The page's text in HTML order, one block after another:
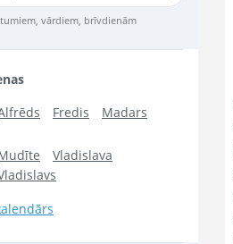
vārdiem, brīvdienām
Fredis Madars
Vladislava